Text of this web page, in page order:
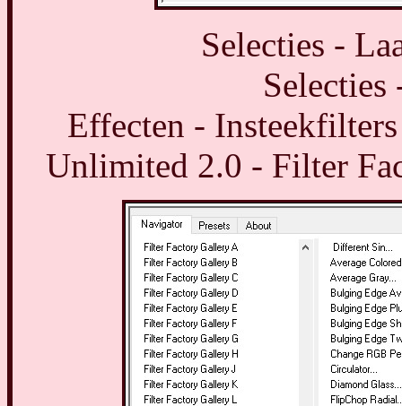
Selecties -
Selecties
Effecten -
Unlimited 2.0 - Filter